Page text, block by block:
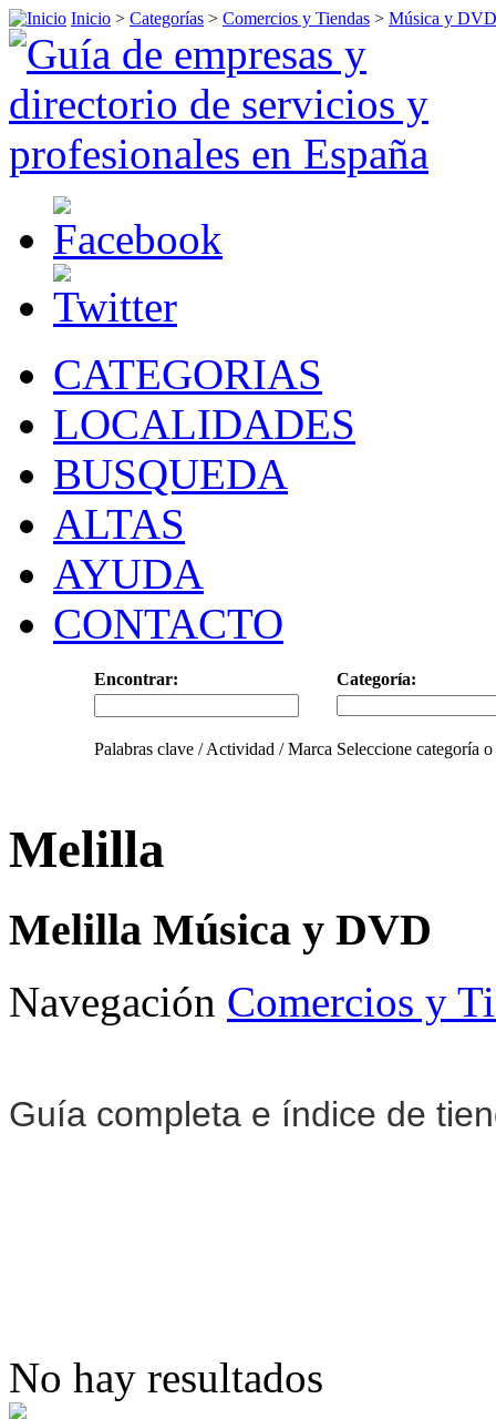
Inicio > Categorías > Comercios y Tiendas > Música y DVD
CATEGORIAS
LOCALIDADES
BUSQUEDA
ALTAS
AYUDA
CONTACTO
Encontrar: Categoría:
Palabras clave / Actividad / Marca Seleccione categoría
Melilla
Melilla Música y DVD
Navegación Comercios y
Guía completa e índice de
No hay resultados